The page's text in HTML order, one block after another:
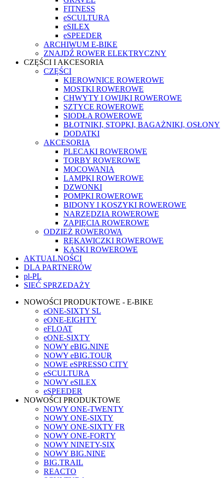
FITNESS
eSCULTURA
eSILEX
eSPEEDER
ARCHIWUM E-BIKE
ZNAJDŹ ROWER ELEKTRYCZNY
CZĘŚCI I AKCESORIA
CZĘŚCI
KIEROWNICE ROWEROWE
MOSTKI ROWEROWE
CHWYTY I OWIJKI ROWEROWE
SZTYCE ROWEROWE
SIODŁA ROWEROWE
BŁOTNIKI, STOPKI, BAGAŻNIKI, OSŁONY
DODATKI
AKCESORIA
PLECAKI ROWEROWE
TORBY ROWEROWE
MOCOWANIA
LAMPKI ROWEROWE
DZWONKI
POMPKI ROWEROWE
BIDONY I KOSZYKI ROWEROWE
NARZĘDZIA ROWEROWE
ZAPIĘCIA ROWEROWE
ODZIEŻ ROWEROWA
RĘKAWICZKI ROWEROWE
KASKI ROWEROWE
AKTUALNOŚCI
DLA PARTNERÓW
pl-PL
SIEĆ SPRZEDAŻY
NOWOŚCI PRODUKTOWE - E-BIKE
eONE-SIXTY SL
eONE-EIGHTY
eFLOAT
eONE-SIXTY
NOWY eBIG.NINE
NOWY eBIG.TOUR
NOWE eSPRESSO CITY
eSCULTURA
NOWY eSILEX
eSPEEDER
NOWOŚCI PRODUKTOWE
NOWY ONE-TWENTY
NOWY ONE-SIXTY
NOWY ONE-SIXTY FR
NOWY ONE-FORTY
NOWY NINETY-SIX
NOWY BIG.NINE
BIG.TRAIL
REACTO